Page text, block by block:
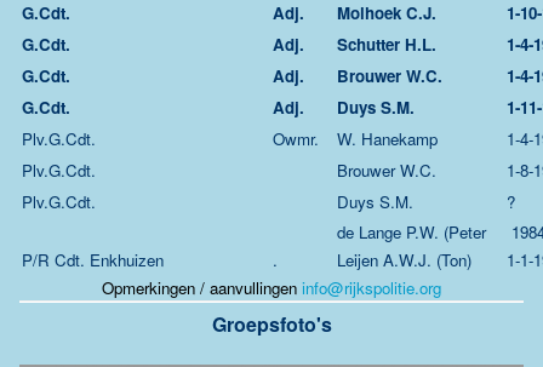
G.Cdt.
Adj. Molhoek C.J.
1-
G.Cdt.
Adj. Schutter H.L.
1-4-
G.Cdt.
Adj. Brouwer W.C.
1-4-
G.Cdt.
Adj. Duys S.M.
1-
Plv.G.Cdt.
Owmr. W. Hanekamp
1-4-
Plv.G.Cdt.
Brouwer W.C.
1-8-
Plv.G.Cdt.
Duys S.M.
?
de Lange P.W. (Peter
P/R Cdt. Enkhuizen
. Leijen A.W.J. (Ton)
1-1-
Opmerkingen / aanvullingen info@rijkspolitie.org
Groepsfoto's